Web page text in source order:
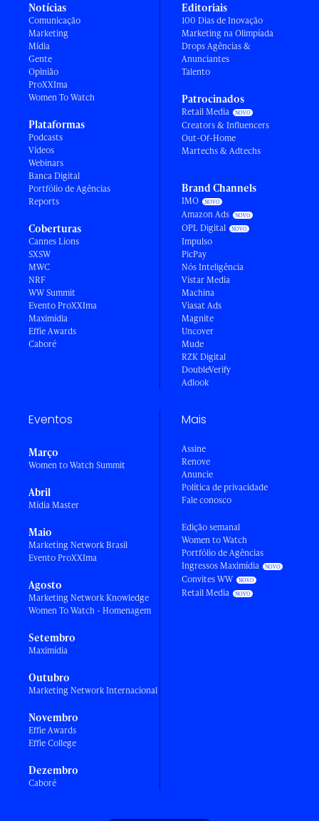
Notícias
Comunicação
Marketing
Mídia
Gente
Opinião
ProXXIma
Women To Watch
Plataformas
Podcasts
Vídeos
Webinars
Banca Digital
Portfólio de Agências
Reports
Coberturas
Cannes Lions
SXSW
MWC
NRF
WW Summit
Evento ProXXIma
Maximídia
Effie Awards
Caboré
Editoriais
100 Dias de Inovação
Marketing na Olimpíada
Drops Agências &
Anunciantes
Talento
Patrocinados
Retail Media
Creators & Influencers
Out-Of-Home
Martechs & Adtechs
Brand Channels
IMO
Amazon Ads
OPL Digital
Impulso
PicPay
Nós Inteligência
Vistar Media
Machina
Viasat Ads
Magnite
Uncover
Mude
RZK Digital
DoubleVerify
Adlook
Eventos
Março
Women to Watch Summit
Abril
Mídia Master
Maio
Marketing Network Brasil
Evento ProXXIma
Agosto
Marketing Network Knowledge
Women To Watch - Homenagem
Setembro
Maximídia
Outubro
Marketing Network Internacional
Novembro
Effie Awards
Effie College
Dezembro
Caboré
Mais
Assine
Renove
Anuncie
Política de privacidade
Fale conosco
Edição semanal
Women to Watch
Portfólio de Agências
Ingressos Maximídia
Convites WW
Retail Media